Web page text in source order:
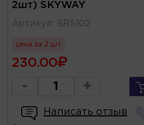
2шт) SKYWAY
Артикул : SR5102
цена за 2 шт
230.00
- +
Написать отзыв